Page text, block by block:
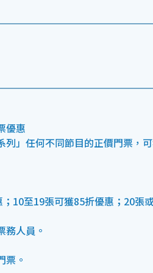
優惠
」任何不同節目的正價門票，
10至19張可獲85折優惠；20張
務人員。
票。